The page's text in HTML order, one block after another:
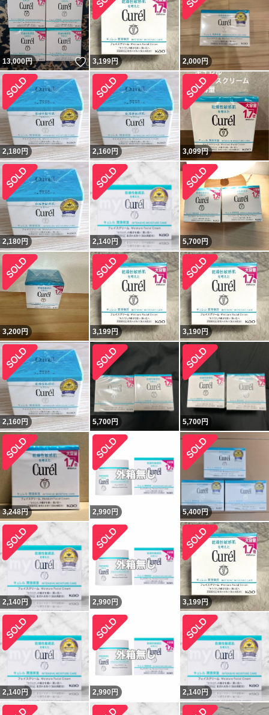
13,000円 いいね！
3,199円 2,000円
2,180円 2,160円 3,099円
2,180円 2,140円 5,700円
3,200円 3,199円 3,190円
2,160円 5,700円 5,700円
3,248円 2,990 円 5,400円
2,140円 2,990 円 3,199円
2,140円 2,990 円 2,140円